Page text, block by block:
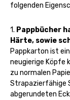
folgenden
1. Pappbücher
Härte, sowie
Pappkarton ist
neugierige Köpfe
zu normalen
Strapazierfähige
abgerundeten